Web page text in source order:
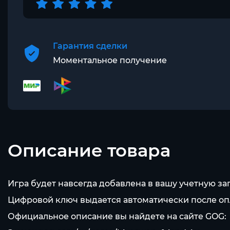
Гарантия сделки
Моментальное получение
Описание товара
Игра будет навсегда добавлена в вашу учетную
Цифровой ключ выдается автоматически после
Официальное описание вы найдете на сайте GOG: